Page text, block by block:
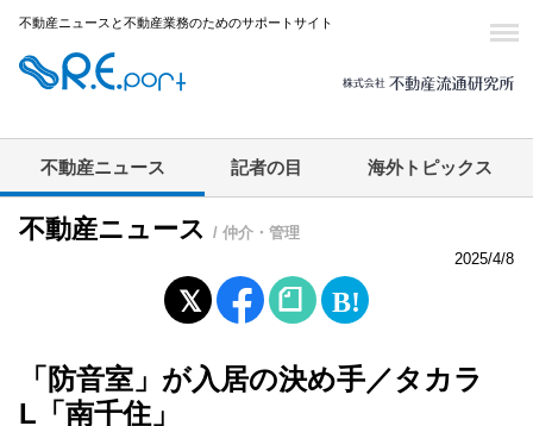
不動産ニュースと不動産業務のためのサポートサイト
不動産ニュース 記者の目 海外トピックス
不動産ニュース / 仲介・管理
2025/4/8
「防音室」が入居の決め手／タカラ
L「南千住」